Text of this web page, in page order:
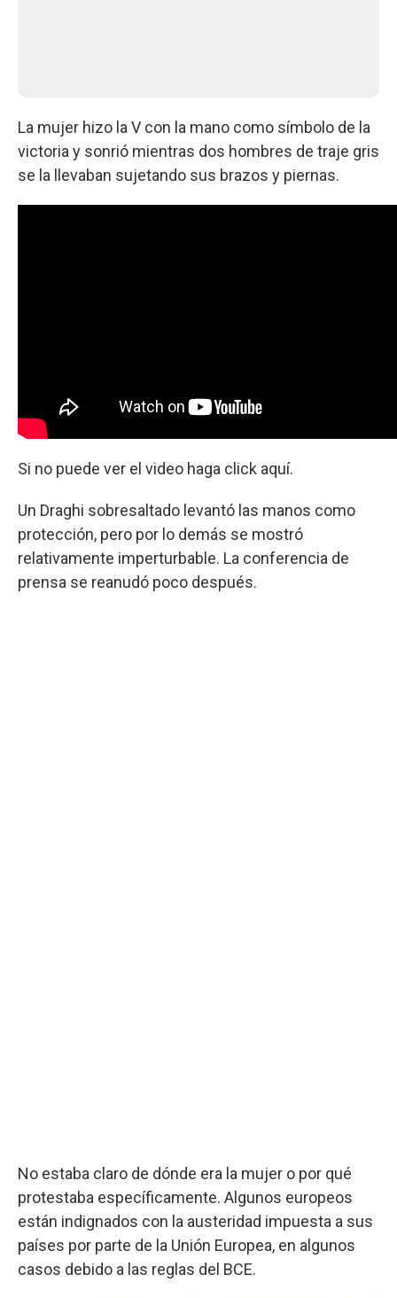
La mujer hizo la V con la mano como símbolo de la
victoria y sonrió mientras dos hombres de traje gris
se la llevaban sujetando sus brazos y piernas.
Si no puede ver el video haga click aquí.
Un Draghi sobresaltado levantó las manos como
protección, pero por lo demás se mostró
relativamente imperturbable. La conferencia de
prensa se reanudó poco después.
No estaba claro de dónde era la mujer o por qué
protestaba específicamente. Algunos europeos
están indignados con la austeridad impuesta a sus
países por parte de la Unión Europea, en algunos
casos debido a las reglas del BCE.